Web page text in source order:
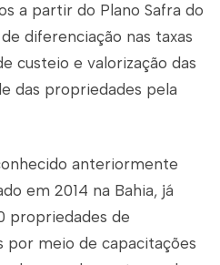
a partir do Plano Safra do
diferenciação nas taxas
custeio e valorização das
das propriedades pela
anteriormente
em 2014 na Bahia, já
propriedades de
meio de capacitações